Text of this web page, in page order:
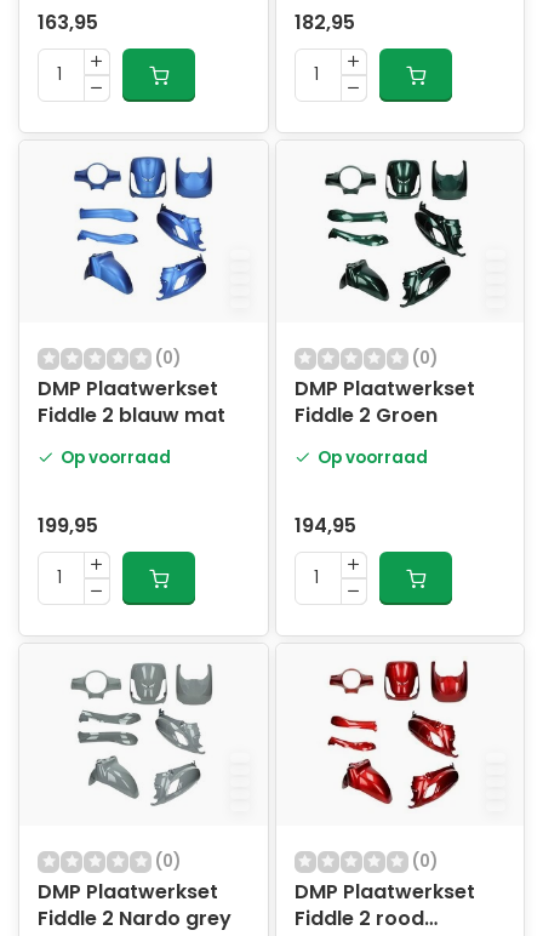
163,95 182,95
(0)
DMP Plaatwerkset
Fiddle 2 blauw mat
Op voorraad
199,95
(0)
DMP Plaatwerkset
Fiddle 2 Groen
Op voorraad
194,95
(0)
DMP Plaatwerkset
Fiddle 2 Nardo grey
(0)
DMP Plaatwerkset
Fiddle 2 rood